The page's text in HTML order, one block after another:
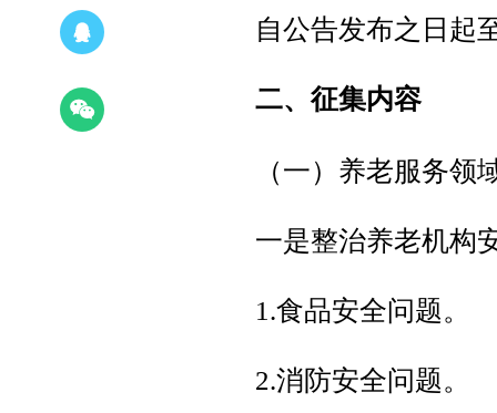
自公告发布之日起
二、征集内容
（一）养老服务领
一是整治养老机构
1.食品安全问题。
2.消防安全问题。